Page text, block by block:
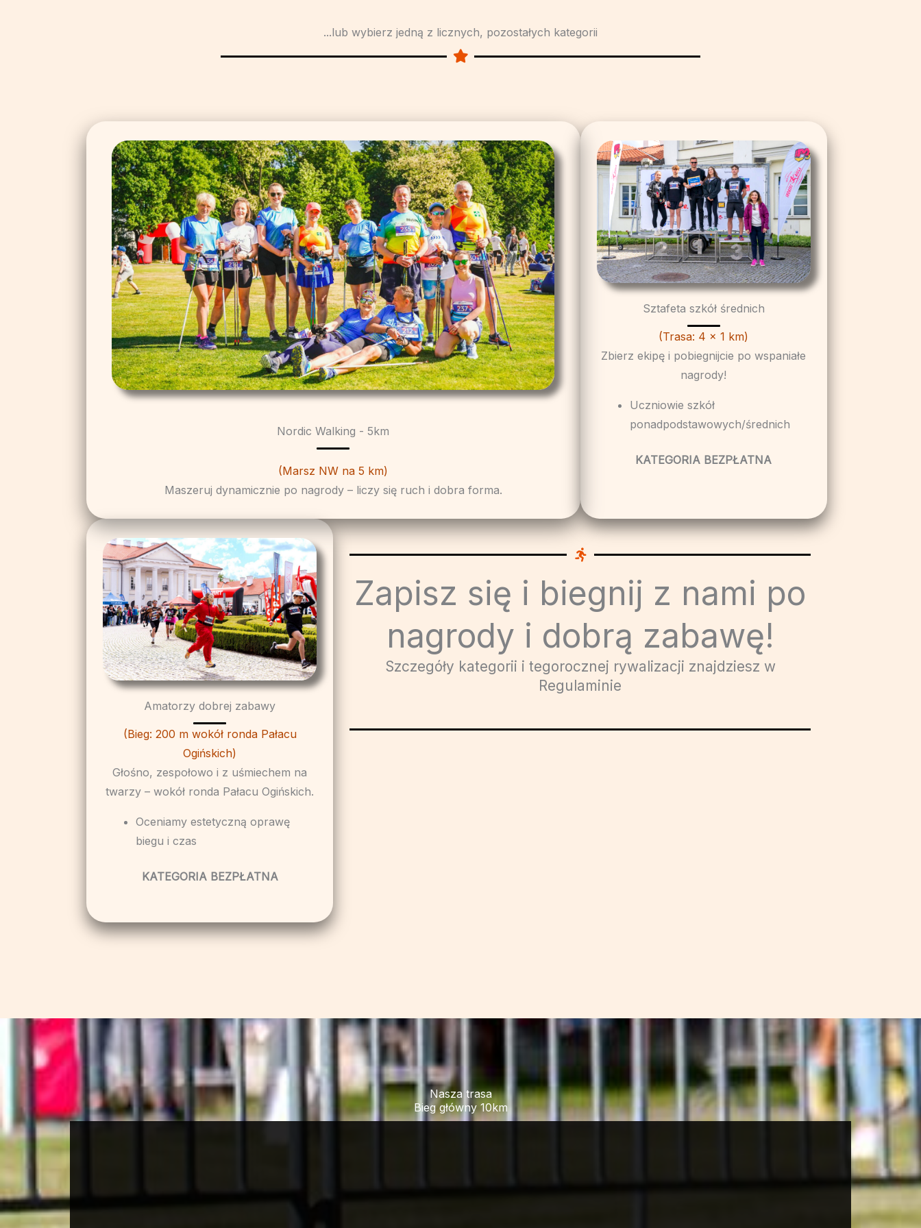
...lub wybierz jedną z licznych, pozostałych kategorii
Nordic Walking - 5km
(Marsz NW na 5 km)
Maszeruj dynamicznie po nagrody – liczy się ruch i dobra forma.
Sztafeta szkół średnich
(Trasa: 4 x 1 km)
Zbierz ekipę i pobiegnijcie po wspaniałe
nagrody!
Uczniowie szkół
ponadpodstawowych/średnich
KATEGORIA BEZPŁATNA
Amatorzy dobrej zabawy
(Bieg: 200 m wokół ronda Pałacu
Ogińskich)
Głośno, zespołowo i z uśmiechem na
twarzy – wokół ronda Pałacu Ogińskich.
Oceniamy estetyczną oprawę
biegu i czas
KATEGORIA BEZPŁATNA
Zapisz się i biegnij z nami po
nagrody i dobrą zabawę!
Szczegóły kategorii i tegorocznej rywalizacji znajdziesz w
Regulaminie
Nasza trasa
Bieg główny 10km